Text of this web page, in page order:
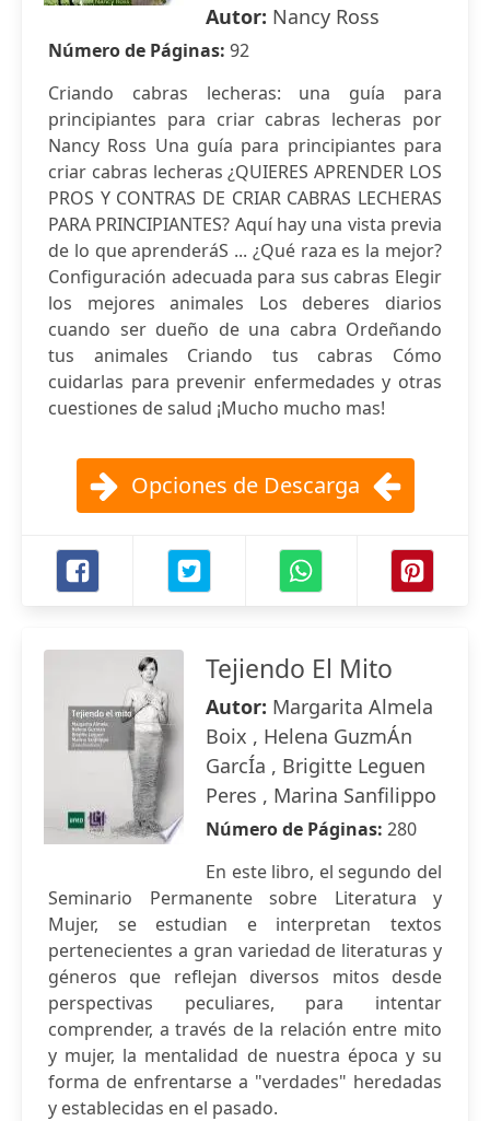
Autor: Nancy Ross
Número de Páginas: 92
Criando cabras lecheras: una guía para
principiantes para criar cabras lecheras por
Nancy Ross Una guía para principiantes para
criar cabras lecheras ¿QUIERES APRENDER LOS
PROS Y CONTRAS DE CRIAR CABRAS LECHERAS
PARA PRINCIPIANTES? Aquí hay una vista previa
de lo que aprenderáS ... ¿Qué raza es la mejor?
Configuración adecuada para sus cabras Elegir
los mejores animales Los deberes diarios
cuando ser dueño de una cabra Ordeñando
tus animales Criando tus cabras Cómo
cuidarlas para prevenir enfermedades y otras
cuestiones de salud ¡Mucho mucho mas!
Opciones de Descarga
Tejiendo El Mito
Autor: Margarita Almela
Boix , Helena GuzmÁn
GarcÍa , Brigitte Leguen
Peres , Marina Sanfilippo
Número de Páginas: 280
En este libro, el segundo del
Seminario Permanente sobre Literatura y
Mujer, se estudian e interpretan textos
pertenecientes a gran variedad de literaturas y
géneros que reflejan diversos mitos desde
perspectivas peculiares, para intentar
comprender, a través de la relación entre mito
y mujer, la mentalidad de nuestra época y su
forma de enfrentarse a "verdades" heredadas
y establecidas en el pasado.